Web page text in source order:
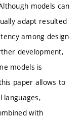
models can
adapt resulted
among design
development,
models is
paper allows to
languages,
with